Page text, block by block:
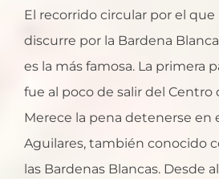
El recorrido circular por el
discurre por la Bardena
es la más famosa. La primera
fue al poco de salir del Centro
Merece la pena detenerse en
Aguilares, también conocido
las Bardenas Blancas. Desde